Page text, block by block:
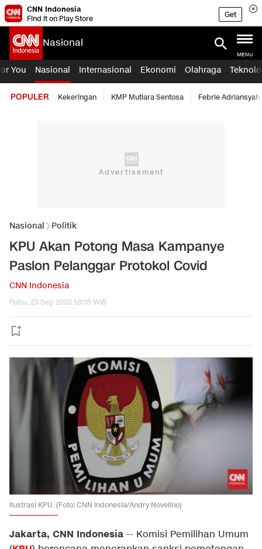
CNN Indonesia
Find it on Play Store
Get
Nasional
MENU
You Nasional Internasional Ekonomi Olahraga
POPULER Kekeringan KMP Mutiara Sentosa Febrie Adriansyah
Nasional Politik
KPU Akan Potong Masa Kampanye
Paslon Pelanggar Protokol Covid
CNN Indonesia
Rabu, 23 Sep 2020 18:35 WIB
Ilustrasi KPU. (Foto: CNN Indonesia/Andry Novelino)
Jakarta, CNN Indonesia -- Komisi Pemilihan Umum